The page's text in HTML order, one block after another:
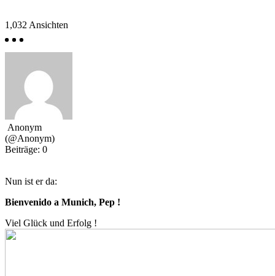
1,032 Ansichten
Anonym
(@Anonym)
Beiträge: 0
Nun ist er da:
Bienvenido a Munich, Pep !
Viel Glück und Erfolg !